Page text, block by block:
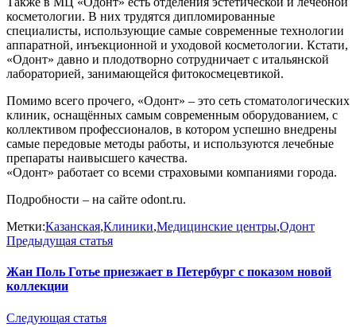
косметологии. В них трудятся дипломированные
специалисты, использующие самые современные технологии
аппаратной, инъекционной и уходовой косметологии. Кстати,
«Одонт» давно и плодотворно сотрудничает с итальянской
лабораторией, занимающейся фитокосмецевтикой.
Помимо всего прочего, «Одонт» – это сеть стоматологических
клиник, оснащённых самым современным оборудованием, с
коллективом профессионалов, в котором успешно внедрены
самые передовые методы работы, и используются лечебные
препараты наивысшего качества.
«Одонт» работает со всеми страховыми компаниями города.
Подробности – на сайте odont.ru.
Метки:Казанская,Клиники,Медицинские центры,Одонт
Предыдущая статья
Жан Поль Готье приезжает в Петербург с показом новой
коллекции
Следующая статья